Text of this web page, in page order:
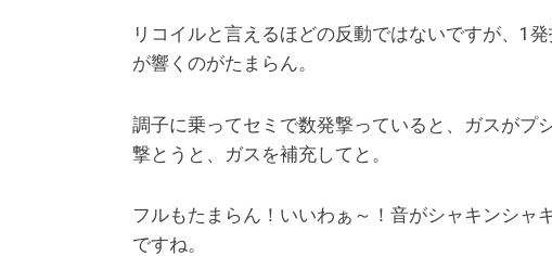
リコイルと言えるほどの反動ではないですが、1
が響くのがたまらん。
調子に乗ってセミで数発撃っていると、ガスがプ
撃とうと、ガスを補充してと。
フルもたまらん！いいわぁ～！音がシャキンシャ
ですね。